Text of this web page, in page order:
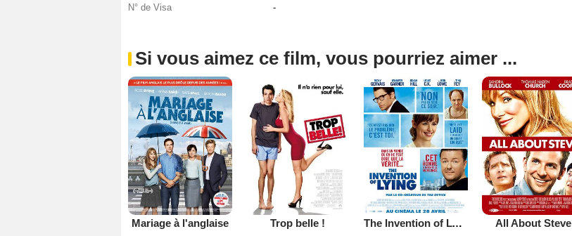
N° de Visa
-
Si vous aimez ce film, vous pourriez aimer ...
Mariage à l'anglaise Trop belle ! The Invention of Lying All About Steve